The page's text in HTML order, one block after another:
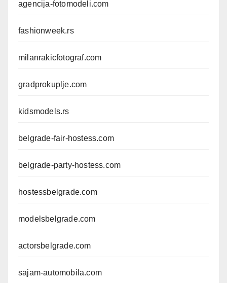
agencija-fotomodeli.com
fashionweek.rs
milanrakicfotograf.com
gradprokuplje.com
kidsmodels.rs
belgrade-fair-hostess.com
belgrade-party-hostess.com
hostessbelgrade.com
modelsbelgrade.com
actorsbelgrade.com
sajam-automobila.com